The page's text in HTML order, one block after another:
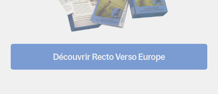
Découvrir Recto Verso Europe